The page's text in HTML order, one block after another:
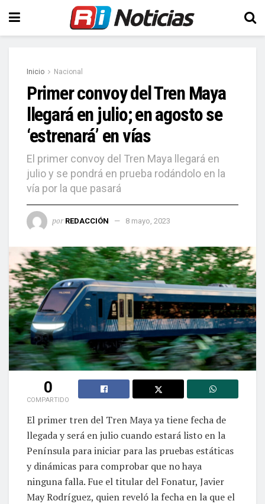
Inicio Nacional
Primer convoy del Tren Maya
llegará en julio; en agosto se
‘estrenará’ en vías
El primer convoy del Tren Maya llegará en
julio y se pondrá en prueba rodándolo en la
vía por la que pasará
por REDACCIÓN 8 mayo, 2023
0
COMPARTIDO
El primer tren del Tren Maya ya tiene fecha de
llegada y será en julio cuando estará listo en la
Península para iniciar para las pruebas estáticas
y dinámicas para comprobar que no haya
ninguna falla. Fue el titular del Fonatur, Javier
May Rodríguez, quien reveló la fecha en la que el